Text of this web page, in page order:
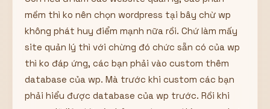
mềm thì ko nên chọn wordpress tại bây chừ wp
không phát huy điểm mạnh nữa rồi. Chứ làm mấy
site quản lý thì với chừng đó chức sẵn có của wp
thì ko đáp ứng, các bạn phải vào custom thêm
database của wp. Mà trước khi custom các bạn
phải hiểu được database của wp trước. Rồi khi